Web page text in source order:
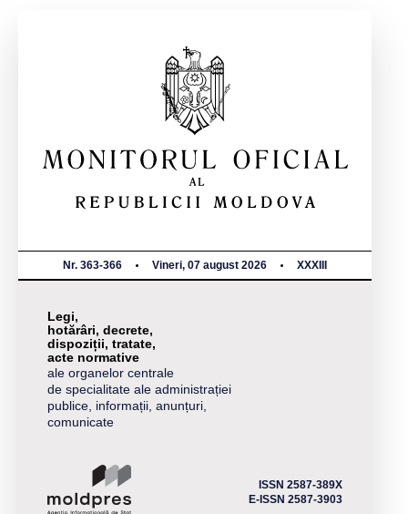
Nr. 363-366 Vineri, 07 august 2026 XXXIII
Legi,
hotărâri, decrete,
dispoziții, tratate,
acte normative
ale organelor centrale
de specialitate ale administrației
publice, informații, anunțuri,
comunicate
ISSN 2587-389X
E-ISSN 2587-3903